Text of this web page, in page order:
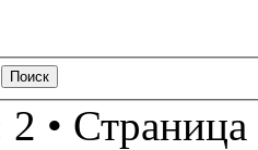
• Страница